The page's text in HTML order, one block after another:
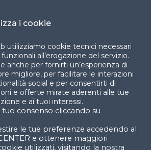
Politecnico di Milano Dipartimento
i cookie
utilizziamo cookie tecnici necessari
all’erogazione del servizio.
anche per fornirti un’esperienza di
migliore, per facilitare le interazioni
social e per consentirti di
e offerte mirate aderenti alle tue
e ai tuoi interessi.
consenso cliccando su
le tue preferenze accedendo al
e ottenere maggiori
utilizzati, visitando la nostra